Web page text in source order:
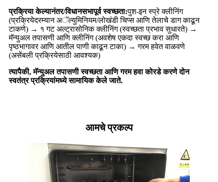
प्रक्रिया केल्यानंतर/विधानसभापूर्व स्वच्छता:पुश-इन स्प्रे क्लीनिंग
(प्रक्रियेदरम्यान अॅल्युमिनियम/लोखंडी चिप्स आणि तेलाचे डाग काढून
टाकणे) → १ गट अल्ट्रासोनिक क्लीनिंग (स्वच्छता प्रभाव सुधारते) →
मॅन्युअल तपासणी आणि क्लीनिंग (अवशेष एकदा स्वच्छ करा आणि
पृष्ठभागावर आणि आतील पाणी काढून टाका) → गरम हवेत वाळवणे
(असेंबली प्रक्रियेसाठी आवश्यक)
त्यापैकी, मॅन्युअल तपासणी स्वच्छता आणि गरम हवा कोरडे करणे दोन
स्वतंत्र प्रक्रियांमध्ये सामायिक केले जाते.
आमचे प्रकल्प